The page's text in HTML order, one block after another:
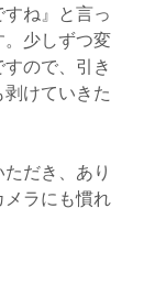
ね』と言っ
少しずつ変
ので、引き
けていきた
だき、あり
ラにも慣れ